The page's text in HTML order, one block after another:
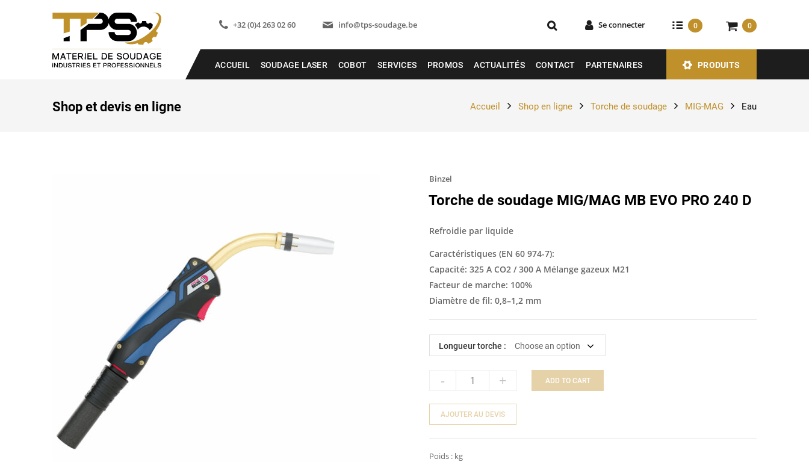
+32 (0)4 263 02 60 info@tps-soudage.be Se connecter 0 0
ACCUEIL SOUDAGE LASER COBOT SERVICES PROMOS ACTUALITÉS CONTACT PARTENAIRES PRODUITS
Shop et devis en ligne Accueil Shop en ligne Torche de soudage MIG-MAG Eau
Binzel
Torche de soudage MIG/MAG MB EVO PRO 240 D
Refroidie par liquide
Caractéristiques (EN 60 974-7):
Capacité: 325 A CO2 / 300 A Mélange gazeux M21
Facteur de marche: 100%
Diamètre de fil: 0,8–1,2 mm
Longueur torche :
- + ADD TO CART
AJOUTER AU DEVIS
Poids : kg